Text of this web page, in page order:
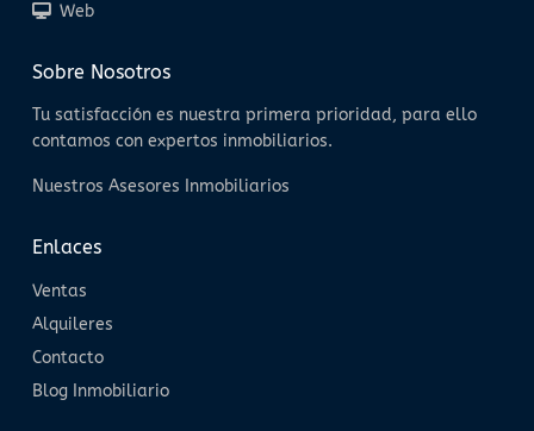
Web
Sobre Nosotros
Tu satisfacción es nuestra primera prioridad, para ello
contamos con expertos inmobiliarios.
Nuestros Asesores Inmobiliarios
Enlaces
Ventas
Alquileres
Contacto
Blog Inmobiliario